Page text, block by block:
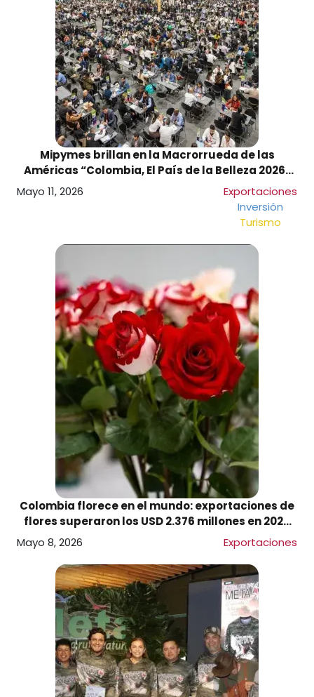
Mipymes brillan en la Macrorrueda de las
Américas “Colombia, El País de la Belleza 2026”
en la que se generaron expectativas de negocios
Mayo 11, 2026
Exportaciones
Inversión
Turismo
Colombia florece en el mundo: exportaciones de
flores superaron los USD 2.376 millones en 2025
de cara al Día de la Madre
Mayo 8, 2026 Exportaciones